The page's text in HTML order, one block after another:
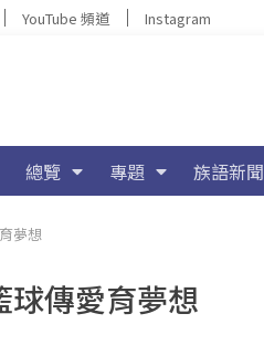
YouTube 頻道 Instagram
總覽 專題 族語新聞
夢想
球傳愛育夢想